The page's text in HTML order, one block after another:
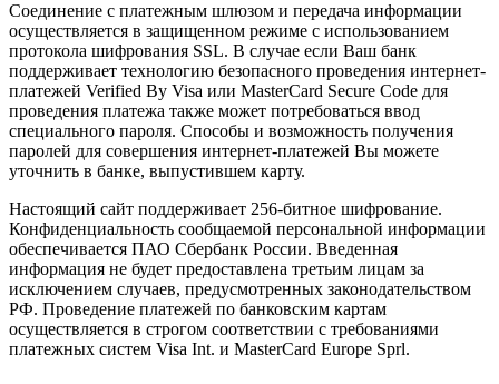
Соединение с платежным шлюзом и передача информации
осуществляется в защищенном режиме с использованием
протокола шифрования SSL. В случае если Ваш банк
поддерживает технологию безопасного проведения интернет-
платежей Verified By Visa или MasterCard Secure Code для
проведения платежа также может потребоваться ввод
специального пароля. Способы и возможность получения
паролей для совершения интернет-платежей Вы можете
уточнить в банке, выпустившем карту.
Настоящий сайт поддерживает 256-битное шифрование.
Конфиденциальность сообщаемой персональной информации
обеспечивается ПАО Сбербанк России. Введенная
информация не будет предоставлена третьим лицам за
исключением случаев, предусмотренных законодательством
РФ. Проведение платежей по банковским картам
осуществляется в строгом соответствии с требованиями
платежных систем Visa Int. и MasterCard Europe Sprl.